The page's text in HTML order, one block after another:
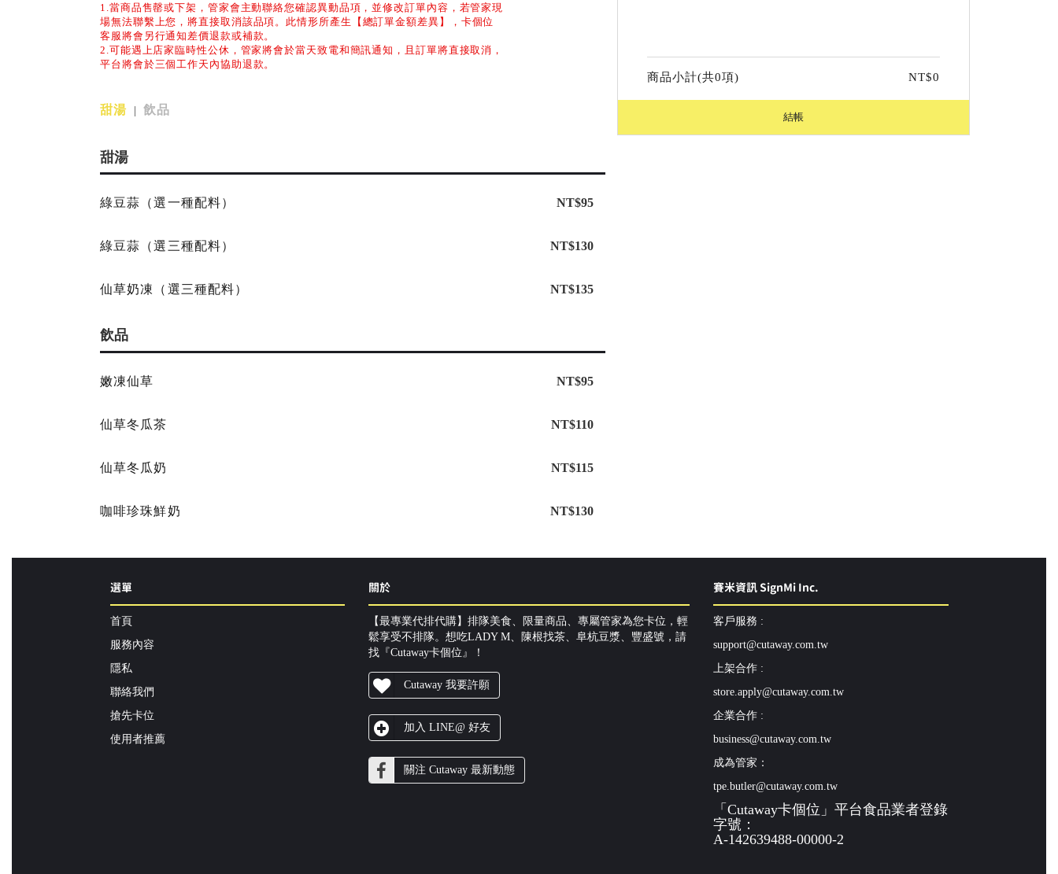
1.當商品售罄或下架，管家會主動聯絡您確認異動品項，並修改訂單內容，若管家現
場無法聯繫上您，將直接取消該品項。此情形所產生【總訂單金額差異】，卡個位
客服將會另行通知差價退款或補款。
2.可能遇上店家臨時性公休，管家將會於當天致電和簡訊通知，且訂單將直接取消，
平台將會於三個工作天內協助退款。
甜湯 | 飲品
甜湯
綠豆蒜（選一種配料） NT$95
綠豆蒜（選三種配料） NT$130
仙草奶凍（選三種配料） NT$135
飲品
嫩凍仙草 NT$95
仙草冬瓜茶 NT$110
仙草冬瓜奶 NT$115
咖啡珍珠鮮奶 NT$130
商品小計(共0項) NT$0
結帳
選單
首頁
服務內容
隱私
聯絡我們
搶先卡位
使用者推薦
關於
【最專業代排代購】排隊美食、限量商品、專屬管家為您卡位，輕
鬆享受不排隊。想吃LADY M、陳根找茶、阜杭豆漿、豐盛號，請
找『Cutaway卡個位』！
Cutaway 我要許願
加入 LINE@ 好友
關注 Cutaway 最新動態
賽米資訊 SignMi Inc.
客戶服務 :
support@cutaway.com.tw
上架合作 :
store.apply@cutaway.com.tw
企業合作 :
business@cutaway.com.tw
成為管家：
tpe.butler@cutaway.com.tw
「Cutaway卡個位」平台食品業者登錄
字號：
A-142639488-00000-2